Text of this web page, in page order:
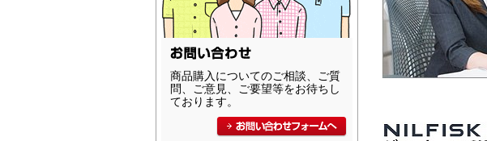
商品購入についてのご相談、ご質
問、ご意見、ご要望等をお待ちし
ております。